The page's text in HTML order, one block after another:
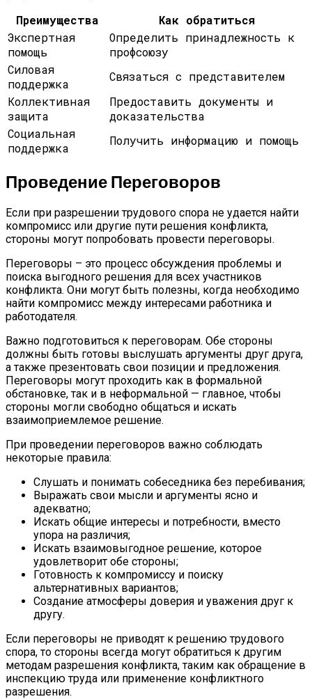
Преимущества
Как обратиться
Экспертная
помощь
Определить принадлежность к
профсоюзу
Силовая
поддержка
Связаться с представителем
Коллективная
защита
Предоставить документы и
доказательства
Социальная
поддержка
Получить информацию и помощь
Проведение Переговоров
Если при разрешении трудового спора не удается найти
компромисс или другие пути решения конфликта,
стороны могут попробовать провести переговоры.
Переговоры – это процесс обсуждения проблемы и
поиска выгодного решения для всех участников
конфликта. Они могут быть полезны, когда необходимо
найти компромисс между интересами работника и
работодателя.
Важно подготовиться к переговорам. Обе стороны
должны быть готовы выслушать аргументы друг друга,
а также презентовать свои позиции и предложения.
Переговоры могут проходить как в формальной
обстановке, так и в неформальной — главное, чтобы
стороны могли свободно общаться и искать
взаимоприемлемое решение.
При проведении переговоров важно соблюдать
некоторые правила:
Слушать и понимать собеседника без перебивания;
Выражать свои мысли и аргументы ясно и
адекватно;
Искать общие интересы и потребности, вместо
упора на различия;
Искать взаимовыгодное решение, которое
удовлетворит обе стороны;
Готовность к компромиссу и поиску
альтернативных вариантов;
Создание атмосферы доверия и уважения друг к
другу.
Если переговоры не приводят к решению трудового
спора, то стороны всегда могут обратиться к другим
методам разрешения конфликта, таким как обращение в
инспекцию труда или применение конфликтного
разрешения.